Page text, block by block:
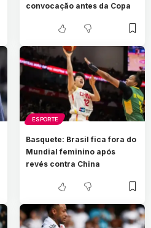
convocação antes da Copa
ESPORTE
Basquete: Brasil fica fora do
Mundial feminino após
revés contra China